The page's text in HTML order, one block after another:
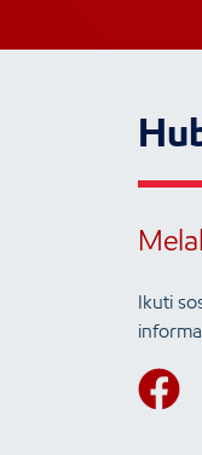
Ikuti